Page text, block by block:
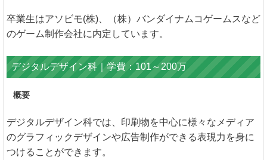
卒業生はアソビモ(株)、（株）バンダイナムコゲームスなど
のゲーム制作会社に内定しています。
デジタルデザイン科｜学費：101～200万
概要
デジタルデザイン科では、印刷物を中心に様々なメディア
のグラフィックデザインや広告制作ができる表現力を身に
つけることができます。